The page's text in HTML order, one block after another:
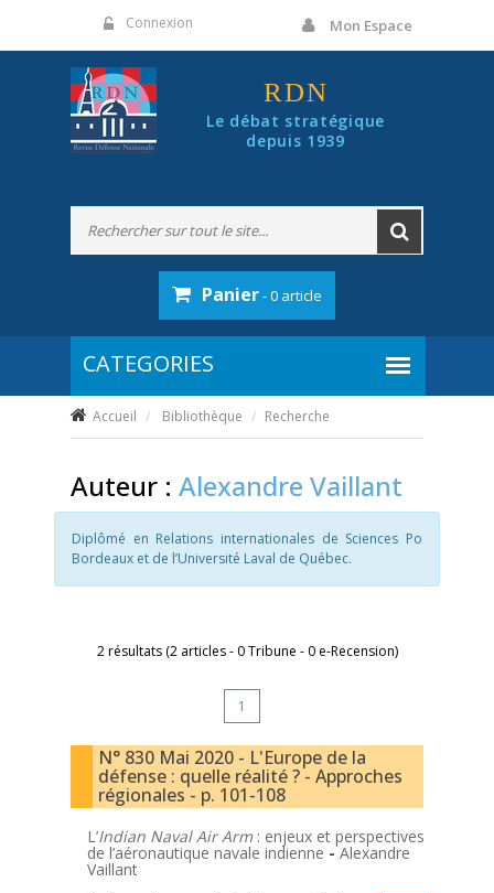
Connexion Mon Espace
RDN
Le débat stratégique
depuis 1939
Panier- 0 article
Accueil Bibliothèque Recherche
Auteur : Alexandre Vaillant
Diplômé en Relations internationales de Sciences Po
Bordeaux et de l’Université Laval de Québec.
2 résultats (2 articles - 0 Tribune - 0 e-Recension)
1
N° 830 Mai 2020 - L'Europe de la
défense : quelle réalité ? - Approches
régionales - p. 101-108
L’Indian Naval Air Arm : enjeux et perspectives
de l’aéronautique navale indienne -Alexandre
Vaillant